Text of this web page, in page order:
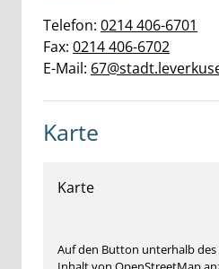
Telefon: 0214 406-6701
Fax: 0214 406-6702
E-Mail:
Karte
Karte
Auf den Button unterhalb des